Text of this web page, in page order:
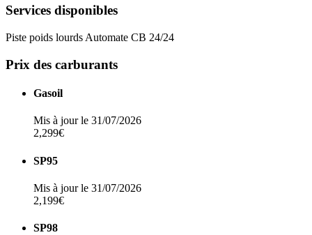
Services disponibles
Piste poids lourds Automate CB 24/24
Prix des carburants
Gasoil
Mis à jour le 31/07/2026
2,299€
SP95
Mis à jour le 31/07/2026
2,199€
SP98